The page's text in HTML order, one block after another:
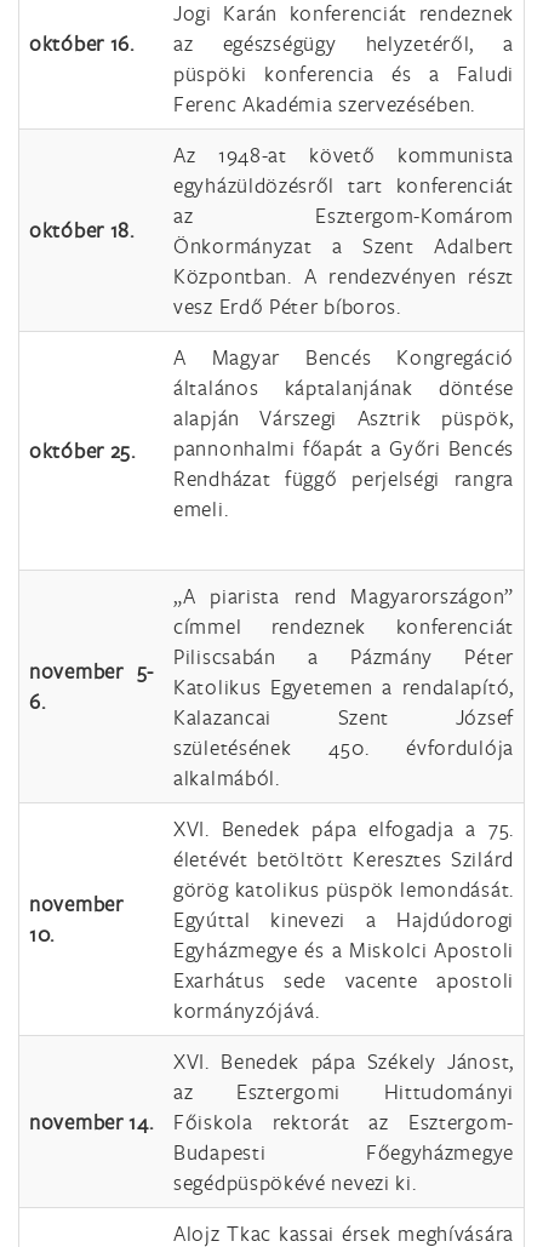
október 16.
Jogi Karán konferenciát rendeznek
az egészségügy helyzetéről, a
püspöki konferencia és a Faludi
Ferenc Akadémia szervezésében.
október 18.
Az 1948-at követő kommunista
egyházüldözésről tart konferenciát
az Esztergom-Komárom
Önkormányzat a Szent Adalbert
Központban. A rendezvényen részt
vesz Erdő Péter bíboros.
október 25.
A Magyar Bencés Kongregáció
általános káptalanjának döntése
alapján Várszegi Asztrik püspök,
pannonhalmi főapát a Győri Bencés
Rendházat függő perjelségi rangra
emeli.
november 5-
6.
„A piarista rend Magyarországon”
címmel rendeznek konferenciát
Piliscsabán a Pázmány Péter
Katolikus Egyetemen a rendalapító,
Kalazancai Szent József
születésének 450. évfordulója
alkalmából.
november
10.
XVI. Benedek pápa elfogadja a 75.
életévét betöltött Keresztes Szilárd
görög katolikus püspök lemondását.
Egyúttal kinevezi a Hajdúdorogi
Egyházmegye és a Miskolci Apostoli
Exarhátus sede vacente apostoli
kormányzójává.
november 14.
XVI. Benedek pápa Székely Jánost,
az Esztergomi Hittudományi
Főiskola rektorát az Esztergom-
Budapesti Főegyházmegye
segédpüspökévé nevezi ki.
Alojz Tkac kassai érsek meghívására